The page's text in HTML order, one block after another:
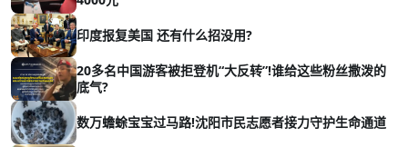
印度报复美国 还有什么招没用?
20多名中国游客被拒登机“大反转”!谁给这些粉丝撒泼的
底气?
数万蟾蜍宝宝过马路!沈阳市民志愿者接力守护生命通道